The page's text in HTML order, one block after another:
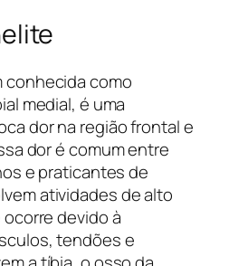
conhecida como
medial, é uma
dor na região frontal e
dor é comum entre
e praticantes de
atividades de alto
devido à
tendões e